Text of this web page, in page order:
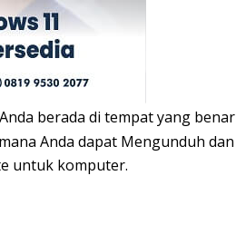
berada di tempat yang benar
Anda dapat Mengunduh dan
untuk komputer.